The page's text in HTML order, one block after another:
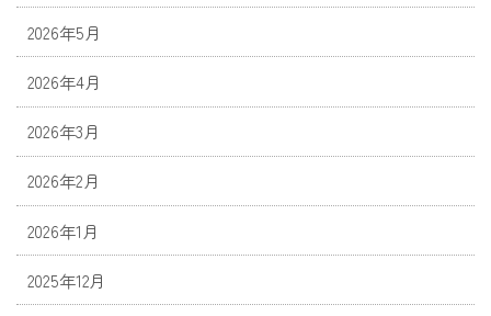
2026年5月
2026年4月
2026年3月
2026年2月
2026年1月
2025年12月